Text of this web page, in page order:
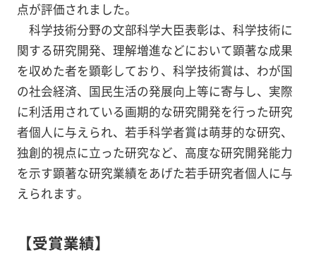
点が評価されました。
科学技術分野の文部科学大臣表彰は、科学技術に
関する研究開発、理解増進などにおいて顕著な成果
を収めた者を顕彰しており、科学技術賞は、わが国
の社会経済、国民生活の発展向上等に寄与し、実際
に利活用されている画期的な研究開発を行った研究
者個人に与えられ、若手科学者賞は萌芽的な研究、
独創的視点に立った研究など、高度な研究開発能力
を示す顕著な研究業績をあげた若手研究者個人に与
えられます。
【受賞業績】